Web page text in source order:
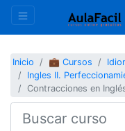
Inicio 💼 Cursos
Ingles II.
Contracciones en